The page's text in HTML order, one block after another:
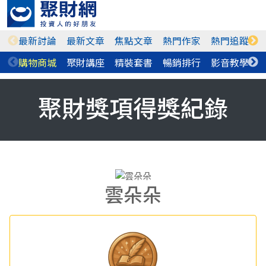
最新討論 最新文章 焦點文章 熱門作家 熱門追蹤
購物商城 聚財講座 精裝套書 暢銷排行 影音教學
聚財獎項得獎紀錄
雲朵朵